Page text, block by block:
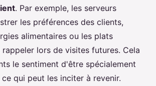
. Par exemple, les serveurs
les préférences des clients,
alimentaires ou les plats
lors de visites futures. Cela
le sentiment d'être spécialement
qui peut les inciter à revenir.